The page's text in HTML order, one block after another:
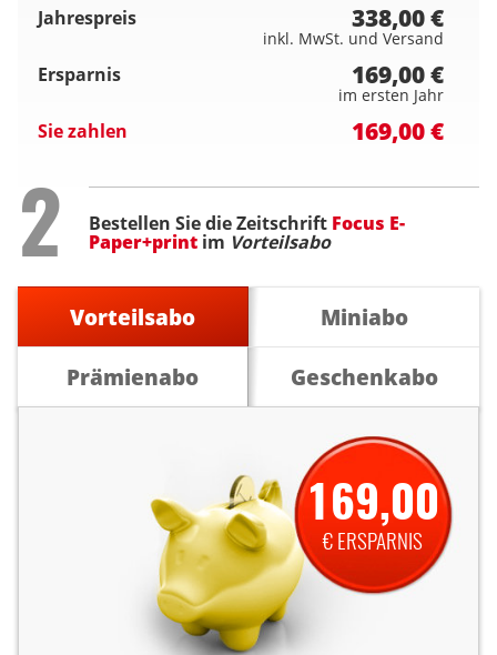
Jahrespreis 338,00 €
inkl. MwSt. und Versand
Ersparnis 169,00 €
im ersten Jahr
Sie zahlen 169,00 €
Step
2 Bestellen Sie die Zeitschrift Focus E-
Paper+print im Vorteilsabo
Vorteilsabo
Miniabo
Prämienabo
Geschenkabo
169,00
€ ERSPARNIS